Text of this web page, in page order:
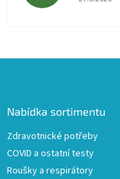
Nabídka sortimentu
Zdravotnické potřeby
COVID a ostatní testy
Roušky a respirátory